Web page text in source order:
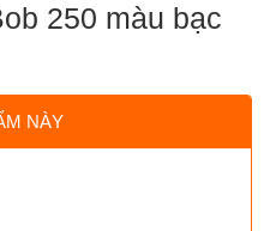
250 màu bạc
NÀY